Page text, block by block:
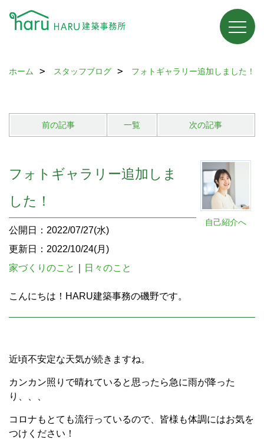
ホーム スタッフブログ フォトギャラリー追加しました！
前の記事 一覧 次の記事
自己紹介へ
フォトギャラリー追加しま
した！
公開日：2022/07/27(水)
更新日：2022/10/24(月)
家づくりのこと
日々のこと
こんにちは！HARU建築事務の磯野です。
近頃不安定な天気が続きますね。
カンカン照りで晴れていると思ったら急に雨が降った
り、、、
コロナもとても流行っているので、皆様も体調にはお気を
つけください！